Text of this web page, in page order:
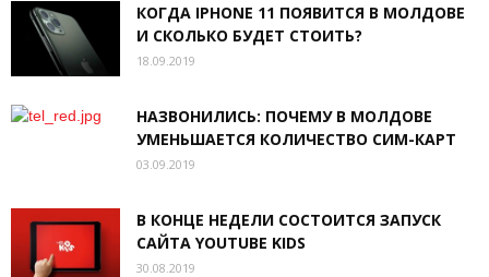
КОГДА IPHONE 11 ПОЯВИТСЯ В МОЛДОВЕ
И СКОЛЬКО БУДЕТ СТОИТЬ?
18.09.2019
НАЗВОНИЛИСЬ: ПОЧЕМУ В МОЛДОВЕ
УМЕНЬШАЕТСЯ КОЛИЧЕСТВО СИМ-КАРТ
03.09.2019
В КОНЦЕ НЕДЕЛИ СОСТОИТСЯ ЗАПУСК
САЙТА YOUTUBE KIDS
30.08.2019